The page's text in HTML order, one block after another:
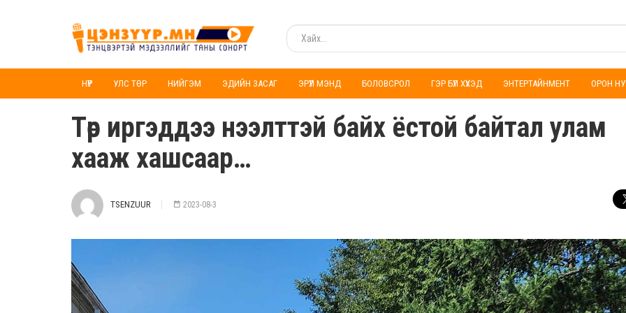
НҮҮР УЛС ТӨР НИЙГЭМ ЭДИЙН ЗАСАГ ЭРҮҮЛ МЭНД БОЛОВСРОЛ ГЭР БҮЛ ХҮҮХЭД ЭНТЕРТАЙНМЕНТ ОРОН
Төр иргэддээ нээлттэй байх ёстой байтал улам
хааж хашсаар…
TSENZUUR 2023-08-3